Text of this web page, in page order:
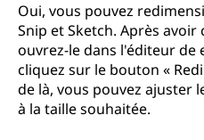
Oui, vous pouvez
Snip et Sketch. Après
ouvrez-le dans l'éditeur de
cliquez sur le bouton «
de là, vous pouvez ajuster
à la taille souhaitée.